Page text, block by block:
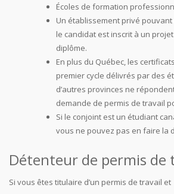
Écoles de formation
Un établissement privé
le candidat est inscrit à un
diplôme.
En plus du Québec, les
premier cycle délivrés par des
d’autres provinces ne
demande de permis de travail
Si le conjoint est un étudiant
vous ne pouvez pas en faire la
Détenteur de permis de
Si vous êtes titulaire d’un permis de travail et